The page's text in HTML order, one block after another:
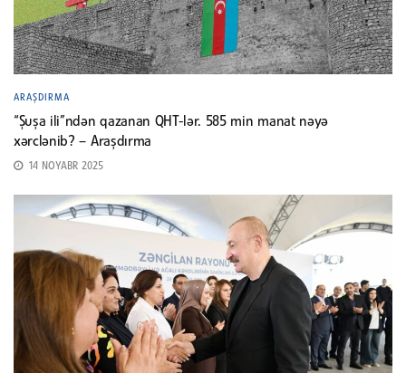
ARAŞDIRMA
“Şuşa ili”ndən qazanan QHT-lər. 585 min manat nəyə
xərclənib? – Araşdırma
14 NOYABR 2025